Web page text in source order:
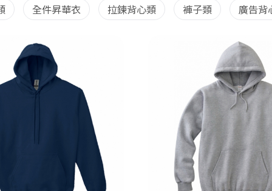
全件昇華衣 拉鍊背心類 褲子類 廣告背